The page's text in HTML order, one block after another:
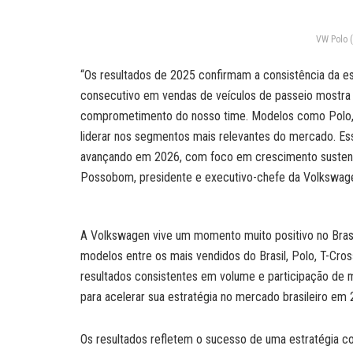
VW Polo
“Os resultados de 2025 confirmam a consistência da
consecutivo em vendas de veículos de passeio
comprometimento do nosso time. Modelos como
liderar nos segmentos mais relevantes do mercado.
avançando em 2026, com foco em crescimento
Possobom, presidente e executivo-chefe da
A Volkswagen vive um momento muito positivo no
modelos entre os mais vendidos do Brasil, Polo, T-
resultados consistentes em volume e participação de
para acelerar sua estratégia no mercado brasileiro em
Os resultados refletem o sucesso de uma estratégia